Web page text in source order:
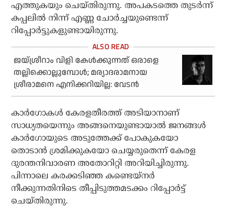
എത്തുകയും ചെയ്തിരുന്നു. അപകടത്തെ തുടര്‍ന്ന്
കപ്പലില്‍ നിന്ന് എണ്ണ ചോര്‍ച്ചയുണ്ടെന്ന്
റിപ്പോര്‍ട്ടുകളുണ്ടായിരുന്നു.
ജയ്ശ്രീറാം വിളി കേൾക്കുന്നത് ഒരാളെ
തല്ലിക്കൊല്ലുമ്പോൾ; മര്യാദരാമനായ
ശ്രീരാമനെ എനിക്കറിയില്ല: വേടന്‍
കാര്‍ഗോകള്‍ കേരളതീരത്ത് അടിയാനാണ്
സാധ്യതയെന്നും അങ്ങനെയുണ്ടായാല്‍ ജനങ്ങള്‍
കാര്‍ഗോയുടെ അടുത്തേക്ക് പോകുകയോ
തൊടാന്‍ ശ്രമിക്കുകയോ ചെയ്യരുതെന്ന് കേരള
ദുരന്തനിവാരണ അതോറിറ്റി അറിയിച്ചിരുന്നു.
പിന്നാലെ കരക്കടിഞ്ഞ കണ്ടെയ്‌നര്‍
നീക്കുന്നതിനിടെ തീപ്പിടുത്തമടക്കം റിപ്പോര്‍ട്ട്
ചെയ്തിരുന്നു.